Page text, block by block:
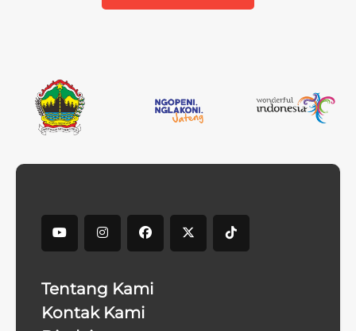
Tentang Kami
Kontak Kami